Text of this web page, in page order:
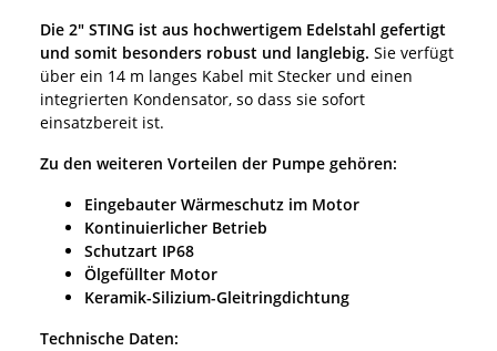
Die 2" STING ist aus hochwertigem Edelstahl gefertigt
und somit besonders robust und langlebig. Sie verfügt
über ein 14 m langes Kabel mit Stecker und einen
integrierten Kondensator, so dass sie sofort
einsatzbereit ist.
Zu den weiteren Vorteilen der Pumpe gehören:
Eingebauter Wärmeschutz im Motor
Kontinuierlicher Betrieb
Schutzart IP68
Ölgefüllter Motor
Keramik-Silizium-Gleitringdichtung
Technische Daten: